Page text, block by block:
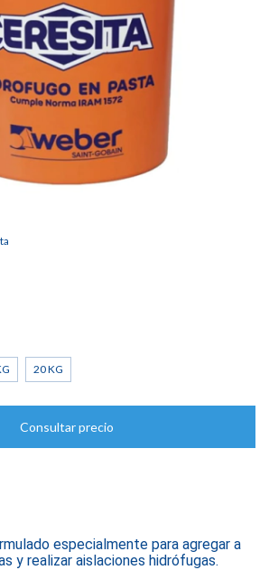
20 KG
especialmente para agregar a
y realizar aislaciones hidrófugas.